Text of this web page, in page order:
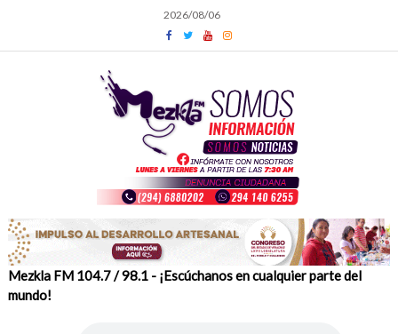
content
2026/08/06
Mezkla FM 104.7 / 98.1 - ¡Escúchanos en cualquier parte del
mundo!